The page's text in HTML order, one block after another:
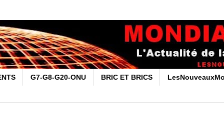
G7-G8-G20-ONU BRIC ET BRICS